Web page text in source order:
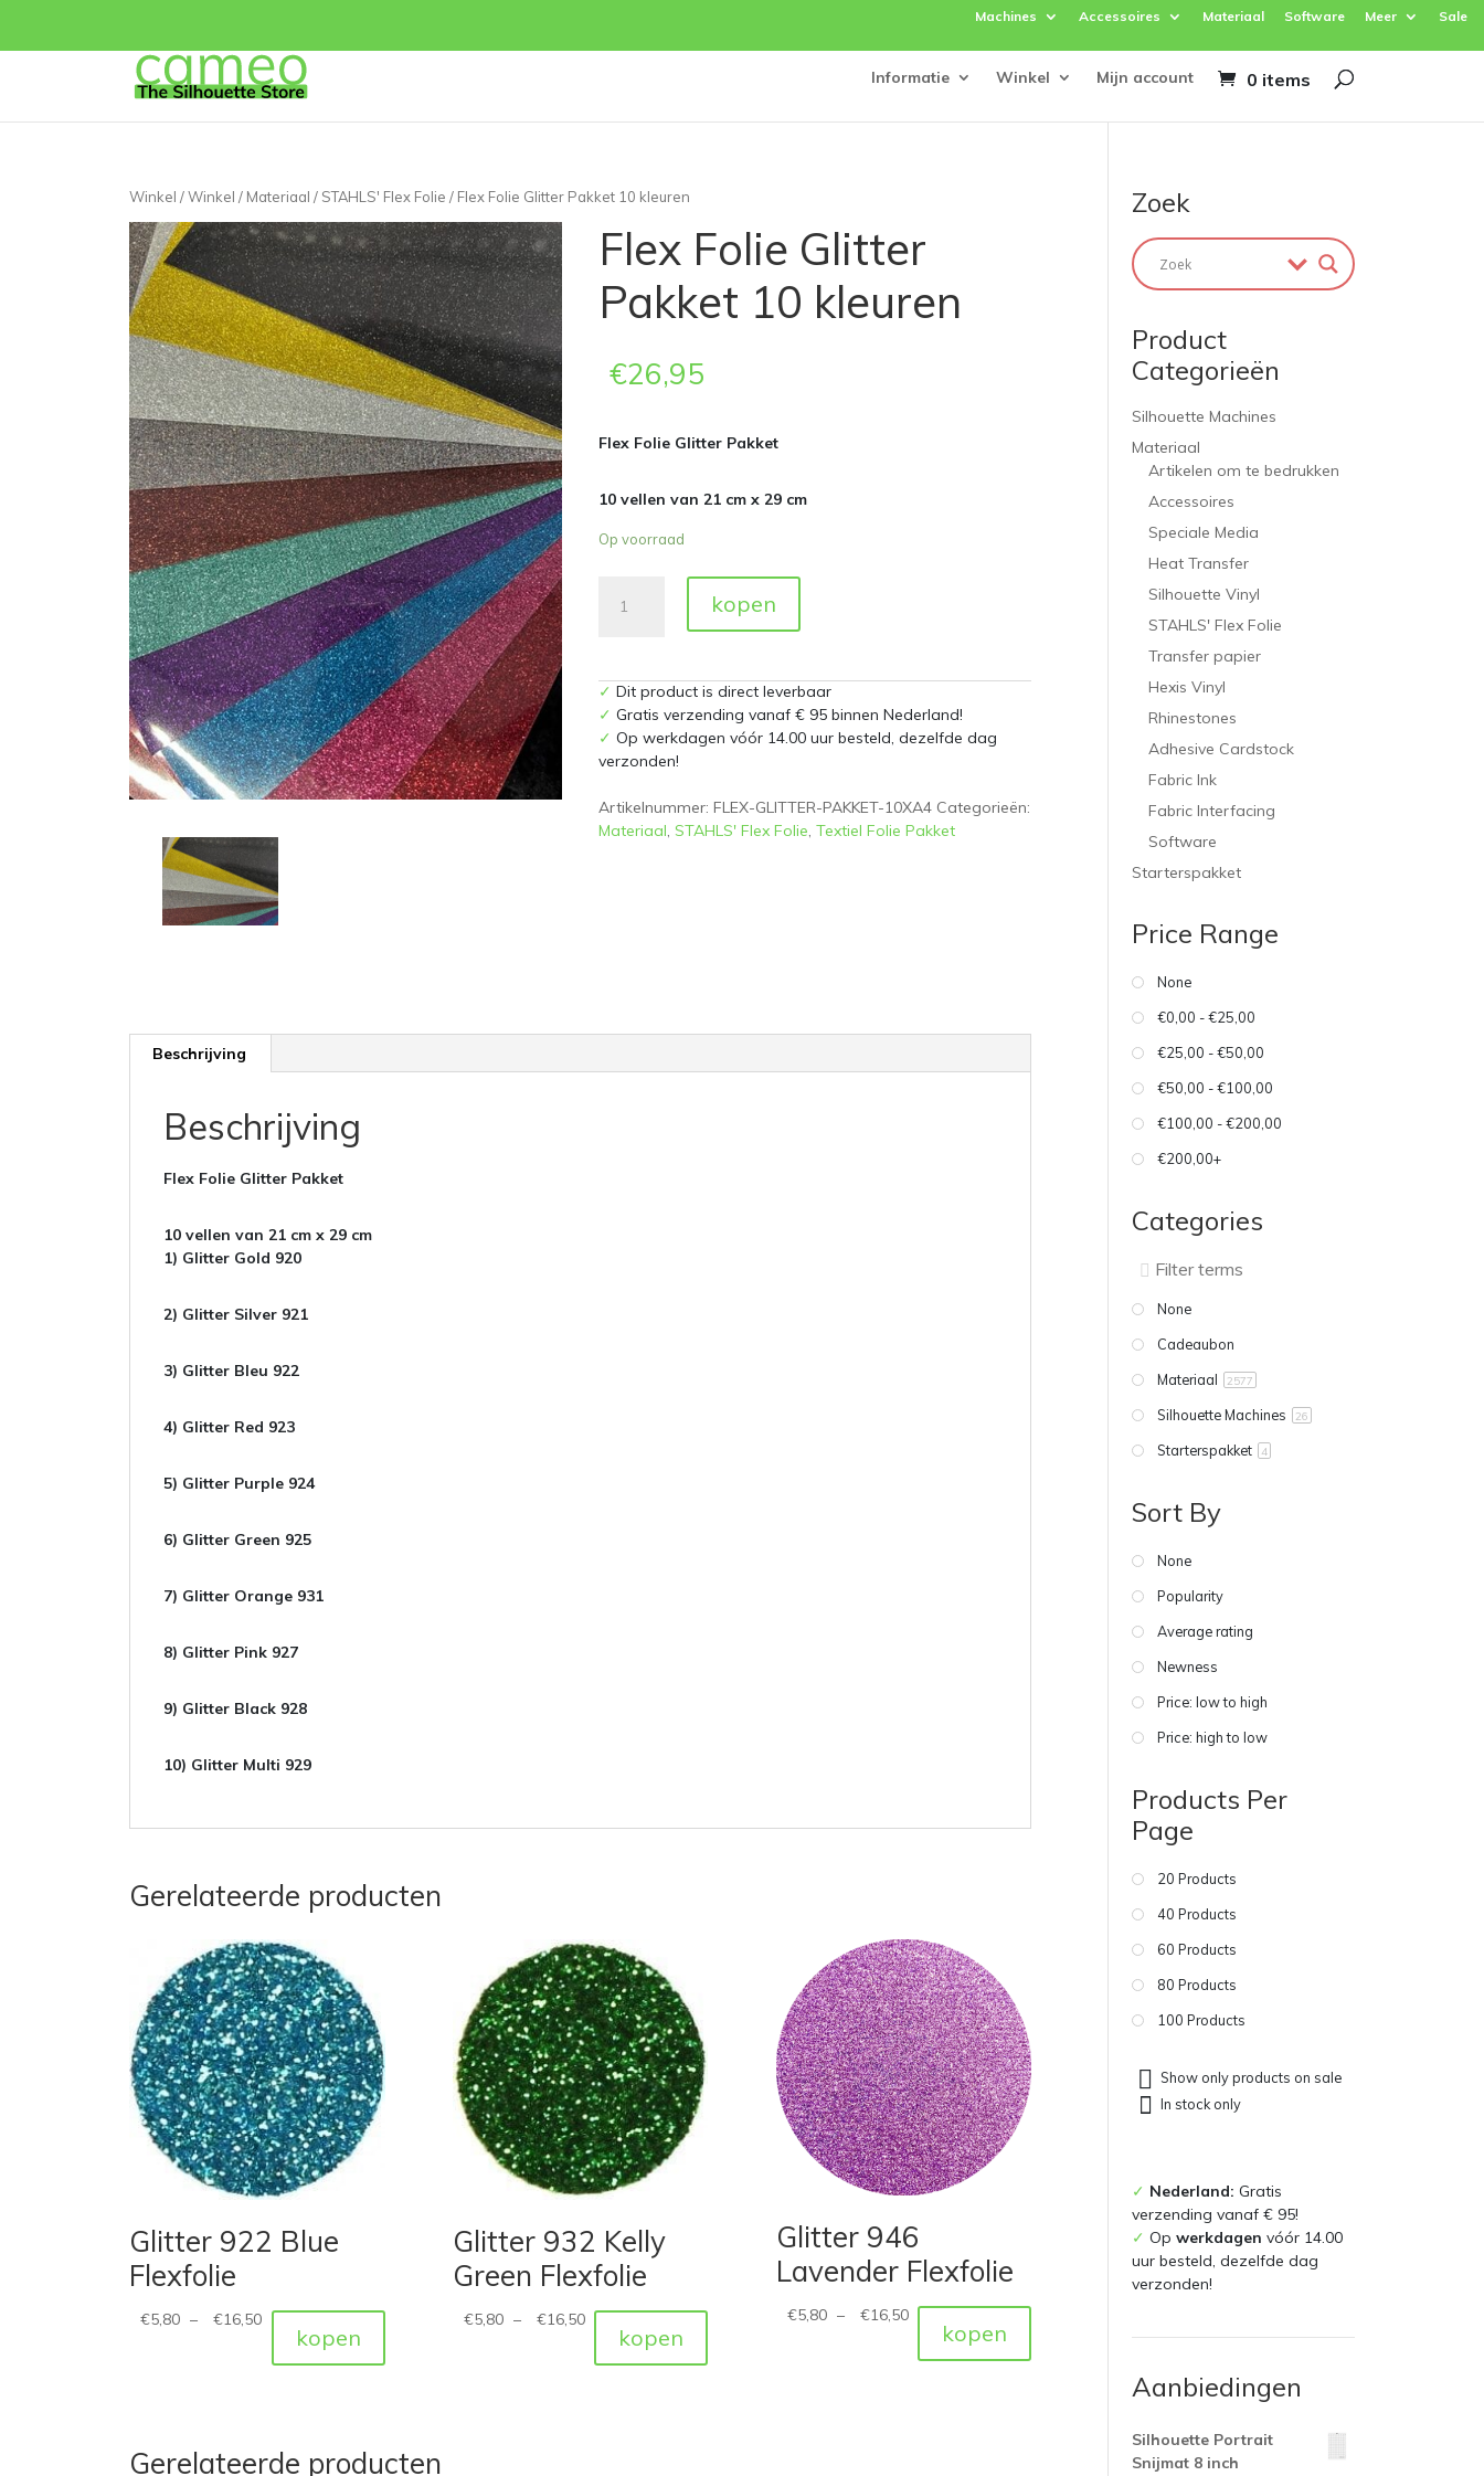
Machines Accessoires Materiaal Software Meer Sale
Informatie Winkel Mijn account 0 items
Winkel /Winkel / Materiaal / STAHLS' Flex Folie / Flex Folie Glitter Pakket 10 kleuren
Flex Folie Glitter
Pakket 10 kleuren
€26,95
Flex Folie Glitter Pakket
10 vellen van 21 cm x 29 cm
Op voorraad
Folie
10
kleuren
aantal
kopen
✓ Dit product is direct leverbaar
✓ Gratis verzending vanaf € 95 binnen Nederland!
✓ Op werkdagen vóór 14.00 uur besteld, dezelfde dag
verzonden!
Artikelnummer: FLEX-GLITTER-PAKKET-10XA4 Categorieën:
Materiaal, STAHLS' Flex Folie, Textiel Folie Pakket
Beschrijving
Beschrijving
Flex Folie Glitter Pakket
10 vellen van 21 cm x 29 cm
1) Glitter Gold 920
2) Glitter Silver 921
3) Glitter Bleu 922
4) Glitter Red 923
5) Glitter Purple 924
6) Glitter Green 925
7) Glitter Orange 931
8) Glitter Pink 927
9) Glitter Black 928
10) Glitter Multi 929
Gerelateerde producten
Glitter 922 Blue
Flexfolie
€5,80 – €16,50
kopen
Glitter 932 Kelly
Green Flexfolie
€5,80 – €16,50
kopen
Glitter 946
Lavender Flexfolie
€5,80 – €16,50
kopen
Gerelateerde producten
Zoek
Product
Categorieën
Silhouette Machines
Materiaal
Artikelen om te bedrukken
Accessoires
Speciale Media
Heat Transfer
Silhouette Vinyl
STAHLS' Flex Folie
Transfer papier
Hexis Vinyl
Rhinestones
Adhesive Cardstock
Fabric Ink
Fabric Interfacing
Software
Starterspakket
Price Range
None
€0,00 - €25,00
€25,00 - €50,00
€50,00 - €100,00
€100,00 - €200,00
€200,00+
Categories
None
Cadeaubon
Materiaal
2577
Silhouette Machines 26
Starterspakket 4
Sort By
None
Popularity
Average rating
Newness
Price: low to high
Price: high to low
Products Per
Page
20 Products
40 Products
60 Products
80 Products
100 Products
Show only products on sale
In stock only
✓ Nederland:Gratis
verzending vanaf € 95!
✓ Opwerkdagen vóór 14.00
uur besteld, dezelfde dag
verzonden!
Aanbiedingen
Silhouette Portrait
Snijmat 8 inch